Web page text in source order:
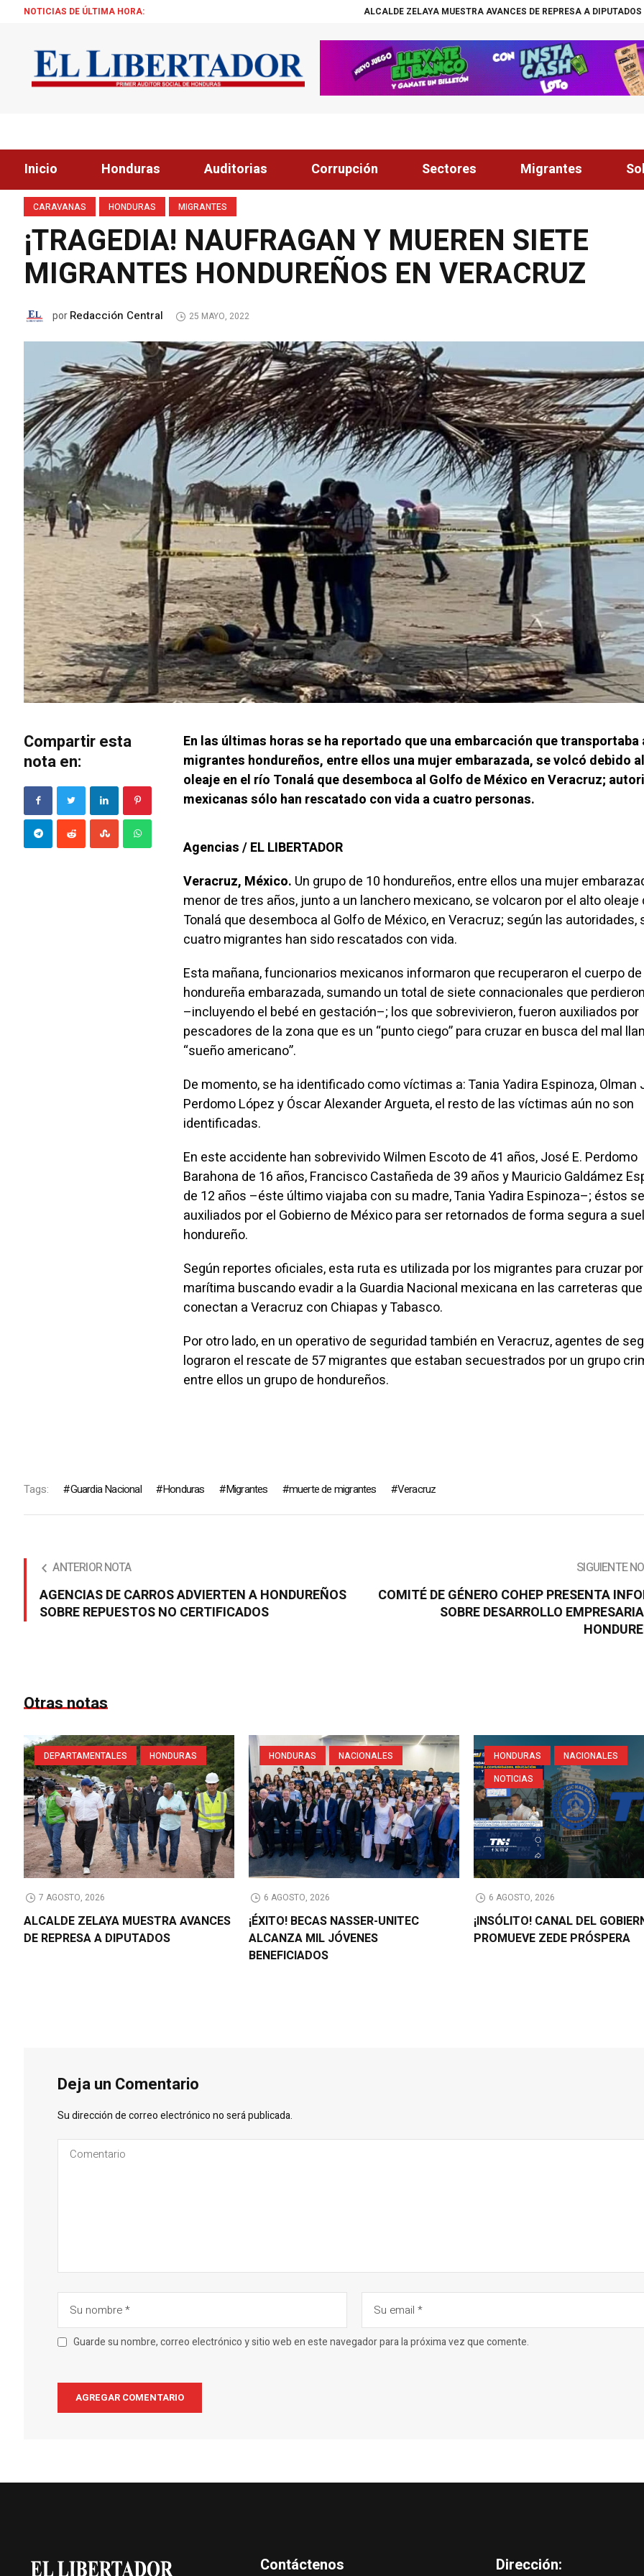
NOTICIAS DE ÚLTIMA HORA: ALCALDE ZELAYA MUESTRA AVANCES DE REPRESA A DIPUTADOS ¡ÉXITO! BECAS
Inicio Honduras Auditorias Corrupción Sectores Migrantes
CARAVANAS HONDURAS MIGRANTES
¡TRAGEDIA! NAUFRAGAN Y MUEREN SIETE
MIGRANTES HONDUREÑOS EN VERACRUZ
porRedacción Central 25 MAYO, 2022
Compartir esta
nota en:
En las últimas horas se ha reportado que una embarcación que transportaba
migrantes hondureños, entre ellos una mujer embarazada, se volcó debido
oleaje en el río Tonalá que desemboca al Golfo de México en Veracruz;
mexicanas sólo han rescatado con vida a cuatro personas.
Agencias / EL LIBERTADOR
Veracruz, México. Un grupo de 10 hondureños, entre ellos una mujer
menor de tres años, junto a un lanchero mexicano, se volcaron por el alto oleaje
Tonalá que desemboca al Golfo de México, en Veracruz; según las autoridades,
cuatro migrantes han sido rescatados con vida.
Esta mañana, funcionarios mexicanos informaron que recuperaron el cuerpo de
hondureña embarazada, sumando un total de siete connacionales que
–incluyendo el bebé en gestación–; los que sobrevivieron, fueron auxiliados por
pescadores de la zona que es un “punto ciego” para cruzar en busca del mal
“sueño americano”.
De momento, se ha identificado como víctimas a: Tania Yadira Espinoza, Olman
Perdomo López y Óscar Alexander Argueta, el resto de las víctimas aún no son
identificadas.
En este accidente han sobrevivido Wilmen Escoto de 41 años, José E. Perdomo
Barahona de 16 años, Francisco Castañeda de 39 años y Mauricio Galdámez
de 12 años –éste último viajaba con su madre, Tania Yadira Espinoza–; éstos
auxiliados por el Gobierno de México para ser retornados de forma segura a
hondureño.
Según reportes oficiales, esta ruta es utilizada por los migrantes para cruzar
marítima buscando evadir a la Guardia Nacional mexicana en las carreteras que
conectan a Veracruz con Chiapas y Tabasco.
Por otro lado, en un operativo de seguridad también en Veracruz, agentes de
lograron el rescate de 57 migrantes que estaban secuestrados por un grupo
entre ellos un grupo de hondureños.
Tags: Guardia Nacional Honduras Migrantes muerte de migrantes Veracruz
ANTERIOR NOTA
AGENCIAS DE CARROS ADVIERTEN A HONDUREÑOS
SOBRE REPUESTOS NO CERTIFICADOS
SIGUIENTE
COMITÉ DE GÉNERO COHEP PRESENTA
SOBRE DESARROLLO
Otras notas
DEPARTAMENTALES HONDURAS
7 AGOSTO, 2026
ALCALDE ZELAYA MUESTRA AVANCES
DE REPRESA A DIPUTADOS
HONDURAS NACIONALES
6 AGOSTO, 2026
¡ÉXITO! BECAS NASSER-UNITEC
ALCANZA MIL JÓVENES
BENEFICIADOS
HONDURAS
NACIONALES
NOTICIAS
6 AGOSTO, 2026
¡INSÓLITO! CANAL DEL
PROMUEVE ZEDE PRÓSPERA
Deja un Comentario
Su dirección de correo electrónico no será publicada.
Guarde su nombre, correo electrónico y sitio web en este navegador para la próxima vez que comente.
Contáctenos Dirección: